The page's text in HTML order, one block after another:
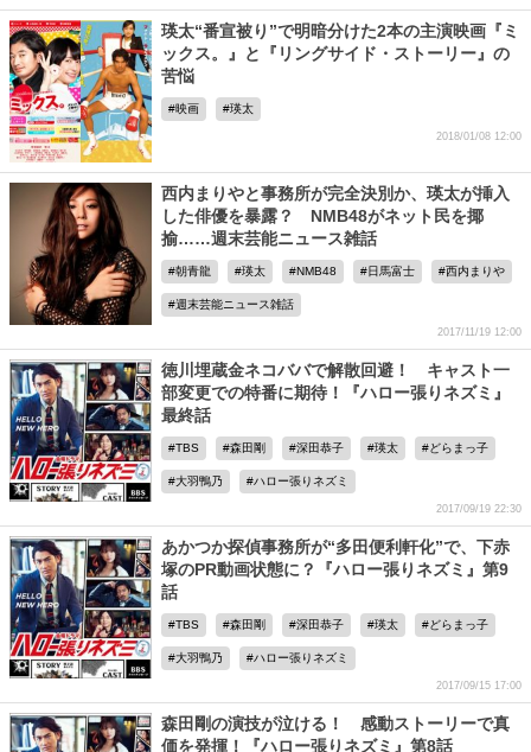
瑛太“番宣被り”で明暗分けた2本の主演映画『ミ
ックス。』と『リングサイド・ストーリー』の
苦悩
映画 瑛太
2018/01/08 12:00
西内まりやと事務所が完全決別か、瑛太が挿入
した俳優を暴露？ NMB48がネット民を揶
揄……週末芸能ニュース雑話
朝青龍 瑛太 NMB48 日馬富士 西内まりや
週末芸能ニュース雑話
2017/11/19 12:00
徳川埋蔵金ネコババで解散回避！ キャスト一
部変更での特番に期待！『ハロー張りネズミ』
最終話
TBS 森田剛 深田恭子 瑛太 どらまっ子
大羽鴨乃 ハロー張りネズミ
2017/09/19 22:30
あかつか探偵事務所が“多田便利軒化”で、下赤
塚のPR動画状態に？『ハロー張りネズミ』第9
話
TBS 森田剛 深田恭子 瑛太 どらまっ子
大羽鴨乃 ハロー張りネズミ
2017/09/15 17:00
森田剛の演技が泣ける！ 感動ストーリーで真
価を発揮！『ハロー張りネズミ』第8話